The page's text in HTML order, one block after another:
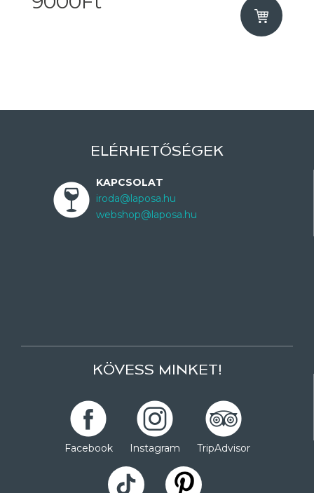
ELÉRHETŐSÉGEK
KAPCSOLAT
iroda@laposa.hu
webshop@laposa.hu
KÖVESS MINKET!
Facebook Instagram TripAdvisor